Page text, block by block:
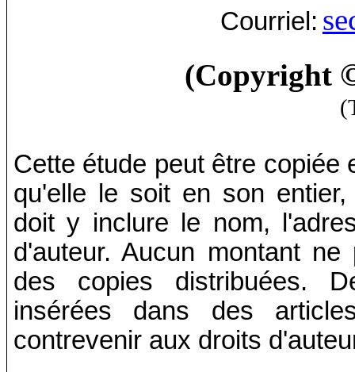
Courriel:
(Copyright
Cette étude peut être copiée
qu'elle le soit en son
doit y inclure le nom,
d'auteur. Aucun montant
des copies distribuées.
insérées dans des
contrevenir aux droits